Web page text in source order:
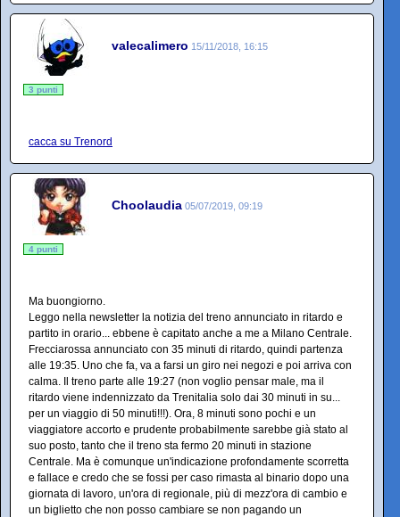
valecalimero 15/11/2018, 16:15
3 punti
cacca su Trenord
Choolaudia 05/07/2019, 09:19
4 punti
Ma buongiorno.
Leggo nella newsletter la notizia del treno annunciato in ritardo e
partito in orario... ebbene è capitato anche a me a Milano Centrale.
Frecciarossa annunciato con 35 minuti di ritardo, quindi partenza
alle 19:35. Uno che fa, va a farsi un giro nei negozi e poi arriva con
calma. Il treno parte alle 19:27 (non voglio pensar male, ma il
ritardo viene indennizzato da Trenitalia solo dai 30 minuti in su...
per un viaggio di 50 minuti!!!). Ora, 8 minuti sono pochi e un
viaggiatore accorto e prudente probabilmente sarebbe già stato al
suo posto, tanto che il treno sta fermo 20 minuti in stazione
Centrale. Ma è comunque un'indicazione profondamente scorretta
e fallace e credo che se fossi per caso rimasta al binario dopo una
giornata di lavoro, un'ora di regionale, più di mezz'ora di cambio e
un biglietto che non posso cambiare se non pagando un